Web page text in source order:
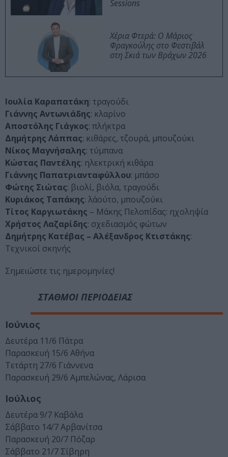
Sessions
Χέρια Φτερά: Ο Μάριος
Φραγκούλης στο Φεστιβάλ
στη Σκιά των Βράχων 2026
Ιουλία Καραπατάκη: τραγούδι
Γιάννης Αντωνιάδης: κλαρίνο
Αποστόλης Γιάγκος: πλήκτρα
Δημήτρης Λάππας: κιθάρες, τζουρά, μπουζούκι
Νίκος Μαγνήσαλης: τύμπανα
Κώστας Παντέλης: ηλεκτρική κιθάρα
Γιάννης Παπατριανταφύλλου: μπάσο
Φώτης Σιώτας: βιολί, βιόλα, τραγούδι
Κυριάκος Ταπάκης: λάούτο, μπουζούκι
Τίτος Καργιωτάκης – Μάκης Πελοπίδας: ηχοληψία
Χρήστος Λαζαρίδης: σχεδιασμός φώτων
Δημήτρης Κατέβας – Αλέξανδρος Κτιστάκης:
Τεχνικοί σκηνής
Σημειώστε τις ημερομηνίες!
ΣΤΑΘΜΟΙ ΠΕΡΙΟΔΕΙΑΣ
Ιούνιος
Δευτέρα 11/6 Πάτρα
Παρασκευή 15/6 Αθήνα
Τετάρτη 27/6 Γιάννενα
Παρασκευή 29/6 Αμπελώνας, Λάρισα
Ιούλιος
Δευτέρα 9/7 Καβάλα
Σάββατο 14/7 Αρβανίτσα
Παρασκευή 20/7 Πόζαρ
Σάββατο 21/7 Σίβηρη